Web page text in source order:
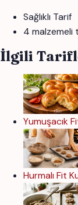
Sağlıklı Tarif
4 malzemeli
İlgili
Yumuşacık
Hurmalı Fit